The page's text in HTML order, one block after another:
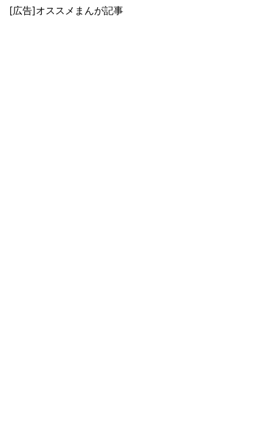
[広告]オススメまんが記事